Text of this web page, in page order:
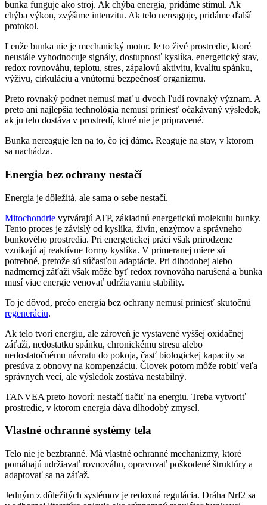
bunka funguje ako stroj. Ak chýba energia, pridáme stimul. Ak
chýba výkon, zvýšime intenzitu. Ak telo nereaguje, pridáme ďalší
protokol.
Lenže bunka nie je mechanický motor. Je to živé prostredie, ktoré
neustále vyhodnocuje signály, dostupnosť kyslíka, energetický stav,
redox rovnováhu, teplotu, stres, zápalovú aktivitu, kvalitu spánku,
výživu, cirkuláciu a vnútornú bezpečnosť organizmu.
Preto rovnaký podnet nemusí mať u dvoch ľudí rovnaký význam. A
preto ani najlepšia technológia nemusí priniesť očakávaný výsledok,
ak ju telo dostáva v prostredí, ktoré nie je pripravené.
Bunka nereaguje len na to, čo jej dáme. Reaguje na stav, v ktorom
sa nachádza.
Energia bez ochrany nestačí
Energia je dôležitá, ale sama o sebe nestačí.
Mitochondrie vytvárajú ATP, základnú energetickú molekulu bunky.
Tento proces je závislý od kyslíka, živín, enzýmov a správneho
bunkového prostredia. Pri energetickej práci však prirodzene
vznikajú aj reaktívne formy kyslíka. V primeranej miere sú
potrebné, pretože sú súčasťou adaptácie. Pri dlhodobej alebo
nadmernej záťaži však môže byť redox rovnováha narušená a bunka
musí viac energie venovať udržiavaniu stability.
To je dôvod, prečo energia bez ochrany nemusí priniesť skutočnú
regeneráciu.
Ak telo tvorí energiu, ale zároveň je vystavené vyššej oxidačnej
záťaži, nedostatku spánku, chronickému stresu alebo
nedostatočnému návratu do pokoja, časť biologickej kapacity sa
presúva z obnovy na kompenzáciu. Človek potom môže robiť veľa
správnych vecí, ale výsledok zostáva nestabilný.
TANVEA preto hovorí: nestačí tlačiť na energiu. Treba vytvoriť
prostredie, v ktorom energia dáva dlhodobý zmysel.
Vlastné ochranné systémy tela
Telo nie je bezbranné. Má vlastné ochranné mechanizmy, ktoré
pomáhajú udržiavať rovnováhu, opravovať poškodené štruktúry a
adaptovať sa na záťaž.
Jedným z dôležitých systémov je redoxná regulácia. Dráha Nrf2 sa